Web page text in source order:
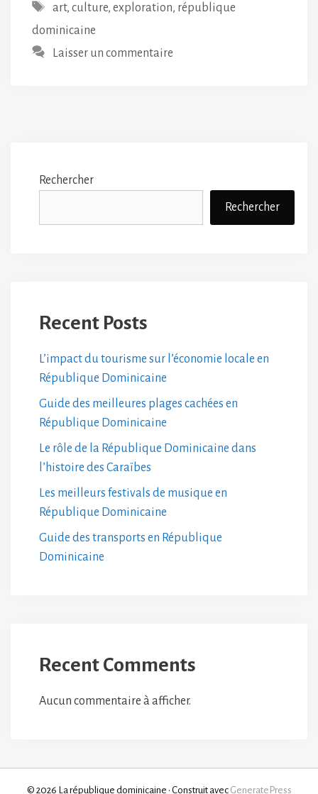
Étiquettes
art, culture, exploration, république
dominicaine
Laisser un commentaire
Rechercher
Rechercher
Recent Posts
L’impact du tourisme sur l’économie locale en
République Dominicaine
Guide des meilleures plages cachées en
République Dominicaine
Le rôle de la République Dominicaine dans
l’histoire des Caraïbes
Les meilleurs festivals de musique en
République Dominicaine
Guide des transports en République
Dominicaine
Recent Comments
Aucun commentaire à afficher.
© 2026 La république dominicaine • Construit avec GeneratePress